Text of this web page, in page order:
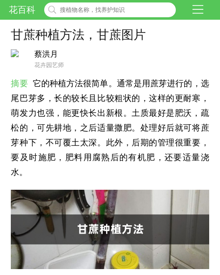
花百科
甘蔗种植方法，甘蔗图片
蔡洪月
花卉园艺师
摘要 它的种植方法很简单。通常是用蔗芽进行的，选
尾巴芽多，长的较长且比较粗状的，这样的更耐寒，
萌发力也强，能更快长出新根。土质最好是肥沃，疏
松的，可先耕地，之后适量撒肥。处理好后就可将蔗
芽种下，不可覆土太深。此外，后期的管理很重要，
要及时施肥，肥料用腐熟后的有机肥，还要适量浇
水。